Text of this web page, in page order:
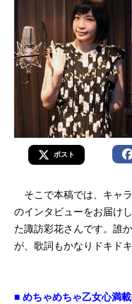
ポスト
そこで本稿では、キャ
のインタビューをお届け
た諏訪彩花さんです。誰
が、歌詞もかなりドキド
■ めちゃめちゃ乙女心満